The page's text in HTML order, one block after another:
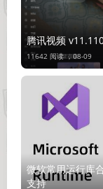
腾讯视频
11642 阅读 ，08-09
微软常用运行库
支持